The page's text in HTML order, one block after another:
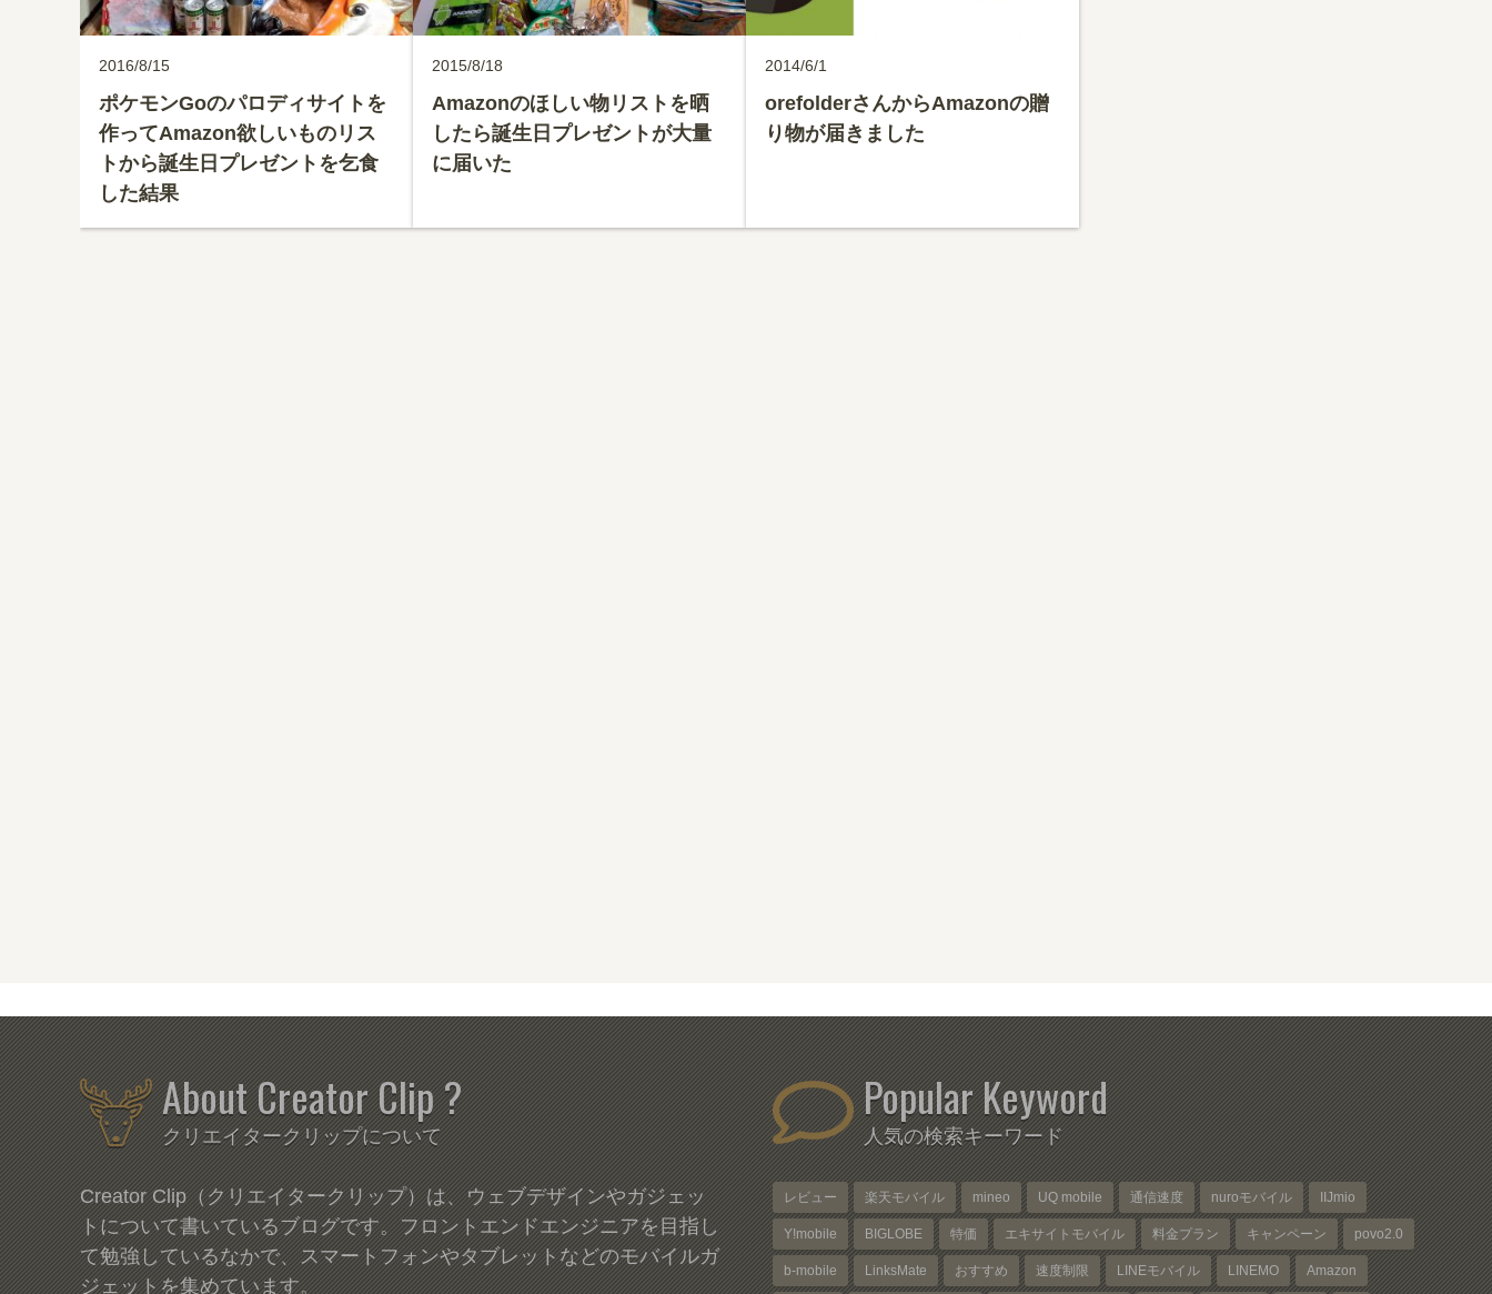
2016/8/15
ポケモンGoのパロディサイトを
作ってAmazon欲しいものリス
トから誕生日プレゼントを乞食
した結果
2015/8/18
Amazonのほしい物リストを晒
したら誕生日プレゼントが大量
に届いた
2014/6/1
orefolderさんからAmazonの贈
り物が届きました
About Creator Clip ?
クリエイタークリップについて
Creator Clip（クリエイタークリップ）は、ウェブデザインやガジェッ
トについて書いているブログです。フロントエンドエンジニアを目指し
て勉強しているなかで、スマートフォンやタブレットなどのモバイルガ
ジェットを集めています。
Popular Keyword
人気の検索キーワード
レビュー 楽天モバイル mineo UQ mobile 通信速度 nuroモバイル IIJmio
Y!mobile BIGLOBE 特価 エキサイトモバイル 料金プラン キャンペーン povo2.0
b-mobile LinksMate おすすめ 速度制限 LINEモバイル LINEMO Amazon